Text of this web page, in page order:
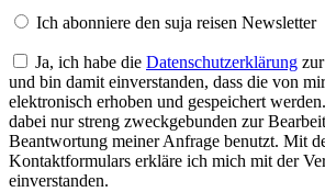
Ich abonniere den suja reisen Newsletter
Ja, ich habe die Datenschutzerklärung
und bin damit einverstanden, dass die von
elektronisch erhoben und gespeichert
dabei nur streng zweckgebunden zur
Beantwortung meiner Anfrage benutzt. Mit
Kontaktformulars erkläre ich mich mit der
einverstanden.